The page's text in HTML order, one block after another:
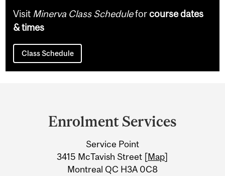
Visit Minerva Class Scheduleforcourse dates
& times
Class Schedule
Information
Enrolment Services
Service Point
3415 McTavish Street [Map]
Montreal QC H3A 0C8